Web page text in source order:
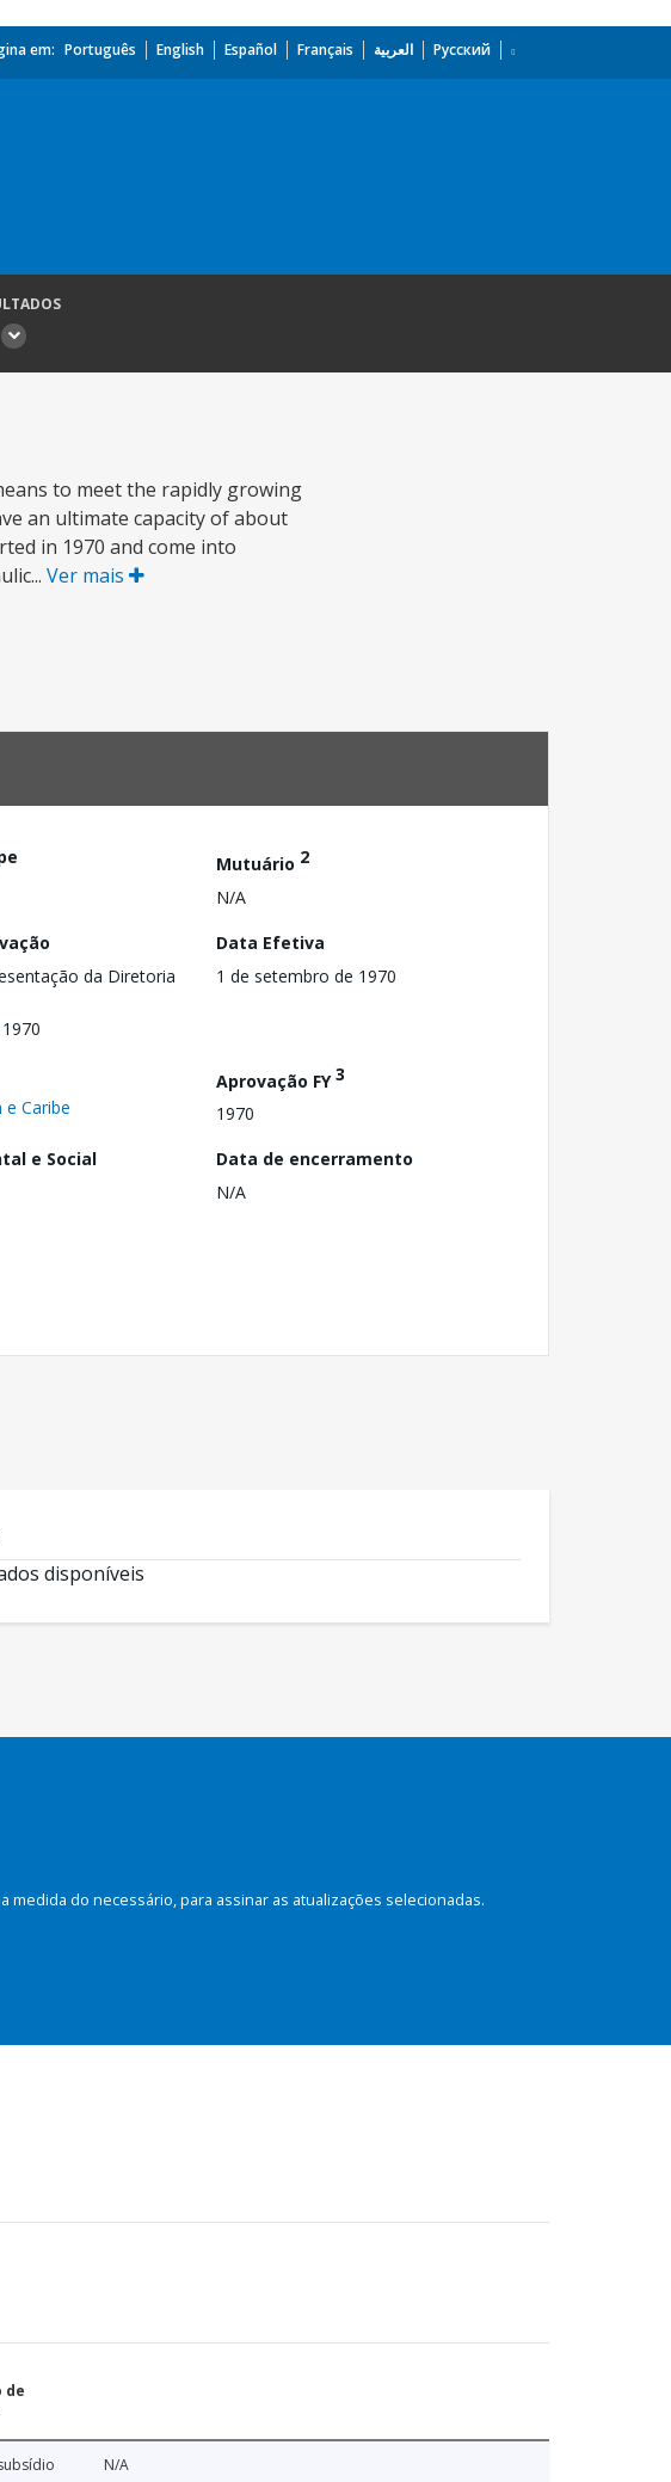
em: Português English Español Français العربية Русский
to meet the rapidly growing
an ultimate capacity of about
in 1970 and come into
Ver mais
Mutuário 2
N/A
da Diretoria
Data Efetiva
1 de setembro de 1970
Caribe
Aprovação FY3
1970
e Social
Data de encerramento
N/A
disponíveis
do necessário, para assinar as atualizações selecionadas.
de
N/A